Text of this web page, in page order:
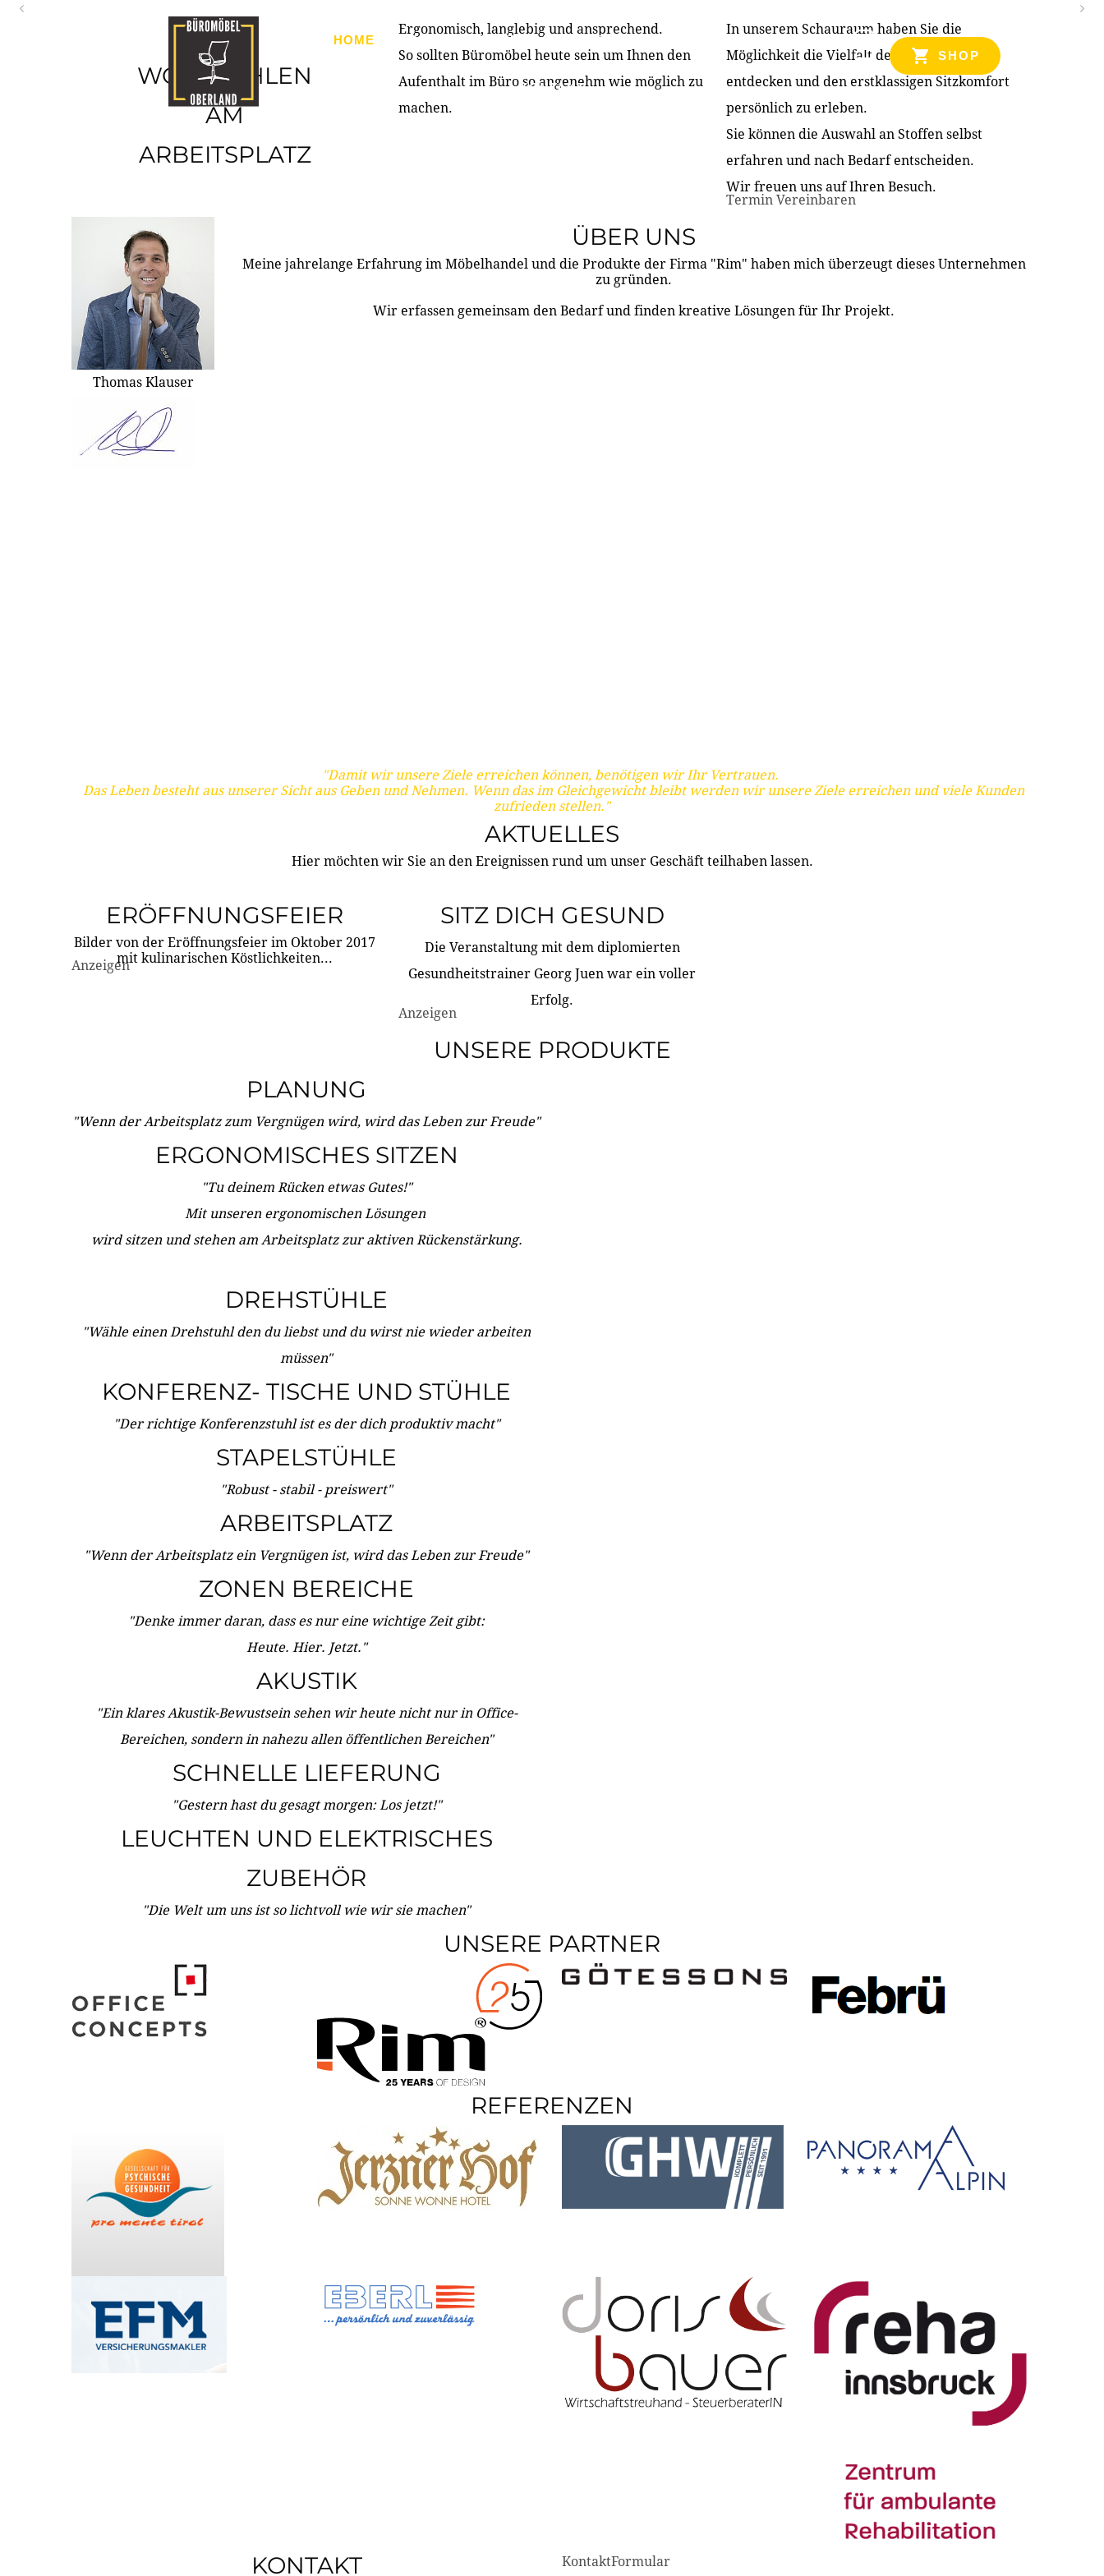
HOME PRODUKTE ÜBER UNS PARTNER & REFERENZEN
KONTAKT
SHOP
WOHLFÜHLEN
AM
ARBEITSPLATZ
Ergonomisch, langlebig und ansprechend.
So sollten Büromöbel heute sein um Ihnen den
Aufenthalt im Büro so angenehm wie möglich zu
machen.
In unserem Schauraum haben Sie die
Möglichkeit die Vielfalt der Produkte zu
entdecken und den erstklassigen Sitzkomfort
persönlich zu erleben.
Sie können die Auswahl an Stoffen selbst
erfahren und nach Bedarf entscheiden.
Wir freuen uns auf Ihren Besuch.
Termin Vereinbaren
Thomas Klauser
ÜBER UNS
Meine jahrelange Erfahrung im Möbelhandel und die Produkte der Firma "Rim" haben mich überzeugt dieses Unternehmen
zu gründen.
Wir erfassen gemeinsam den Bedarf und finden kreative Lösungen für Ihr Projekt.
"Damit wir unsere Ziele erreichen können, benötigen wir Ihr Vertrauen.
Das Leben besteht aus unserer Sicht aus Geben und Nehmen. Wenn das im Gleichgewicht bleibt werden wir unsere Ziele erreichen und viele Kunden
zufrieden stellen."
AKTUELLES
Hier möchten wir Sie an den Ereignissen rund um unser Geschäft teilhaben lassen.
ERÖFFNUNGSFEIER
Bilder von der Eröffnungsfeier im Oktober 2017
mit kulinarischen Köstlichkeiten...
Anzeigen
SITZ DICH GESUND
Die Veranstaltung mit dem diplomierten
Gesundheitstrainer Georg Juen war ein voller
Erfolg.
Anzeigen
UNSERE PRODUKTE
PLANUNG
"Wenn der Arbeitsplatz zum Vergnügen wird, wird das Leben zur Freude"
ERGONOMISCHES SITZEN
"Tu deinem Rücken etwas Gutes!"
Mit unseren ergonomischen Lösungen
wird sitzen und stehen am Arbeitsplatz zur aktiven Rückenstärkung.
DREHSTÜHLE
"Wähle einen Drehstuhl den du liebst und du wirst nie wieder arbeiten
müssen"
KONFERENZ- TISCHE UND STÜHLE
"Der richtige Konferenzstuhl ist es der dich produktiv macht"
STAPELSTÜHLE
"Robust - stabil - preiswert"
ARBEITSPLATZ
"Wenn der Arbeitsplatz ein Vergnügen ist, wird das Leben zur Freude"
ZONEN BEREICHE
"Denke immer daran, dass es nur eine wichtige Zeit gibt:
Heute. Hier. Jetzt."
AKUSTIK
"Ein klares Akustik-Bewustsein sehen wir heute nicht nur in Office-
Bereichen, sondern in nahezu allen öffentlichen Bereichen"
SCHNELLE LIEFERUNG
"Gestern hast du gesagt morgen: Los jetzt!"
LEUCHTEN UND ELEKTRISCHES
ZUBEHÖR
"Die Welt um uns ist so lichtvoll wie wir sie machen"
UNSERE PARTNER
REFERENZEN
KONTAKT KontaktFormular